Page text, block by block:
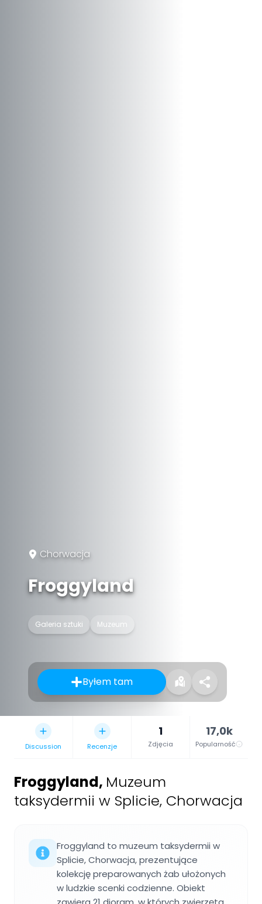
Chorwacja
Froggyland
Galeria sztuki Muzeum
Byłem tam
Discussion Recenzje
1
Zdjęcia
17,0k
Popularność
Froggyland, Muzeum
taksydermii w Splicie, Chorwacja
Froggyland to muzeum taksydermii w
Splicie, Chorwacja, prezentujące
kolekcję preparowanych żab ułożonych
w ludzkie scenki codzienne. Obiekt